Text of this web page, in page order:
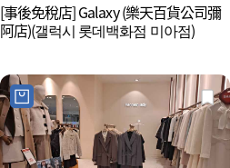
[事後免稅店] Galaxy (樂天百貨公司彌
阿店)(갤럭시 롯데백화점 미아점)